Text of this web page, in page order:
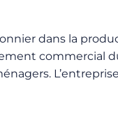
dans la
commercial